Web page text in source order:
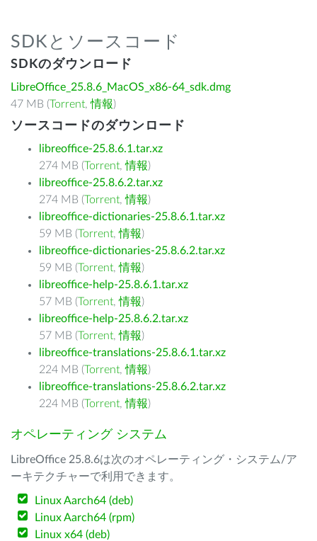
SDKとソースコード
SDKのダウンロード
LibreOffice_25.8.6_MacOS_x86-64_sdk.dmg
47 MB (Torrent,情報)
ソースコードのダウンロード
libreoffice-25.8.6.1.tar.xz
274 MB (Torrent,情報)
libreoffice-25.8.6.2.tar.xz
274 MB (Torrent,情報)
libreoffice-dictionaries-25.8.6.1.tar.xz
59 MB (Torrent,情報)
libreoffice-dictionaries-25.8.6.2.tar.xz
59 MB (Torrent,情報)
libreoffice-help-25.8.6.1.tar.xz
57 MB (Torrent,情報)
libreoffice-help-25.8.6.2.tar.xz
57 MB (Torrent,情報)
libreoffice-translations-25.8.6.1.tar.xz
224 MB (Torrent,情報)
libreoffice-translations-25.8.6.2.tar.xz
224 MB (Torrent,情報)
オペレーティング システム
LibreOffice 25.8.6は次のオペレーティング・システム/ア
ーキテクチャーで利用できます。
Linux Aarch64 (deb)
Linux Aarch64 (rpm)
Linux x64 (deb)